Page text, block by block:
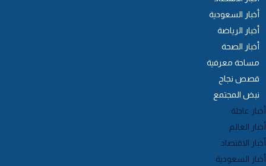
أخبار السعودية
أخبار الرياضة
أخبار الصحة
مساحة معرفية
قصص نجاح
نبض المجتمع
عاجلة
العالم
الاقتصاد
السعودية